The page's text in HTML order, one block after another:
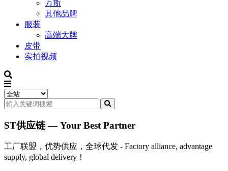
万斯
其他品牌
服装
高端大牌
皮带
实拍视频
ST供应链 — Your Best Partner
工厂联盟，优势供应，全球代发 - Factory alliance, advantage
supply, global delivery！